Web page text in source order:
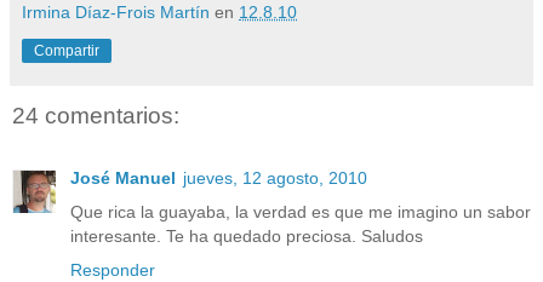
Irmina Díaz-Frois Martín en 12.8.10
Compartir
24 comentarios:
José Manuel jueves, 12 agosto, 2010
Que rica la guayaba, la verdad es que me imagino un sabor
interesante. Te ha quedado preciosa. Saludos
Responder